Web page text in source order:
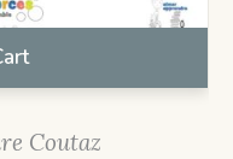
Coutaz